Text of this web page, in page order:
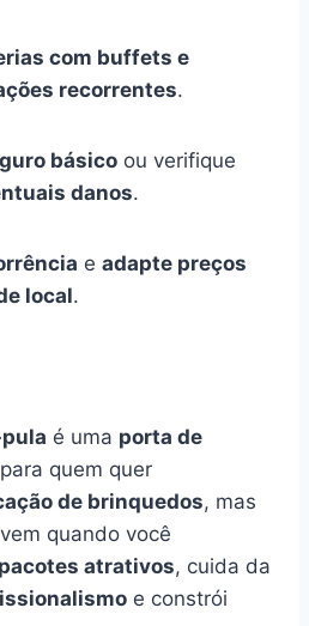
com buffets e
recorrentes.
básico ou verifique
danos.
e adapte preços
local.
é uma porta de
para quem quer
de brinquedos, mas
vem quando você
pacotes atrativos, cuida da
e constrói